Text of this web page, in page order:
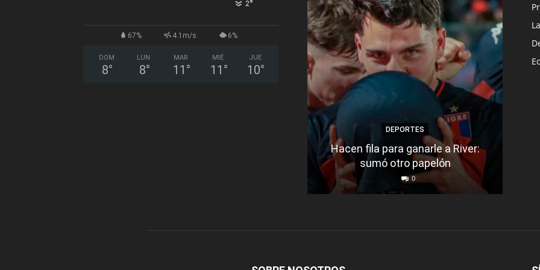
2°
67% 4.1m/s 6%
DOM
8°
LUN
8°
MAR
11 °
MIÉ
11 °
JUE
10°
DEPORTES
Hacen fila para ganarle a River:
sumó otro papelón
0